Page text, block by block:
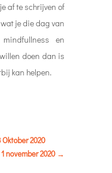
af te schrijven of
je die dag van
en
doen dan is
kan helpen.
2020
november 2020→